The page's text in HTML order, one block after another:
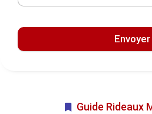
Envoyer
Guide Rideaux